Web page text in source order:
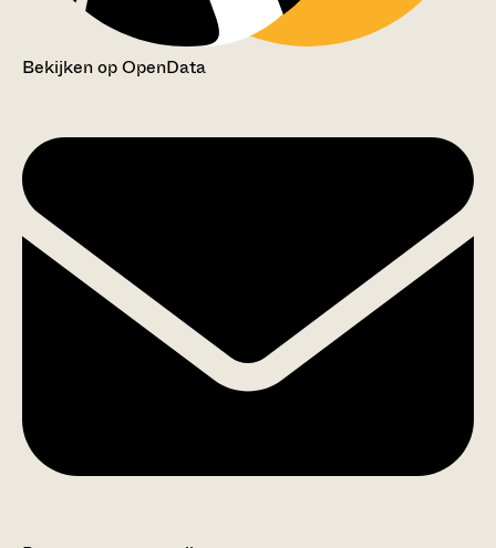
Bekijken op OpenData